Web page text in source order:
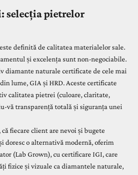
selecția pietrelor
definită de calitatea materialelor sale.
și excelența sunt non-negociabile.
diamante naturale certificate de cele mai
lume, GIA și HRD. Aceste certificate
calitatea pietrei (culoare, claritate,
vă transparență totală și siguranța unei
fiecare client are nevoi și bugete
doresc o alternativă modernă, oferim
(Lab Grown), cu certificare IGI, care
fizice și vizuale ca diamantele naturale,